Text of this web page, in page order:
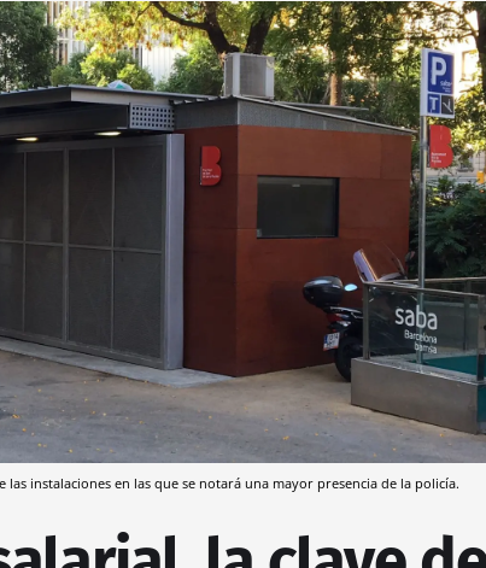
las instalaciones en las que se notará una mayor presencia de la policía.